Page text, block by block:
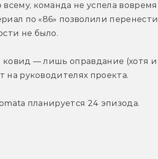
команда не успела
по «86» позволили
не было.
ковид — лишь оправдание (хотя
на руководителях проекта.
планируется 24 эпизода.